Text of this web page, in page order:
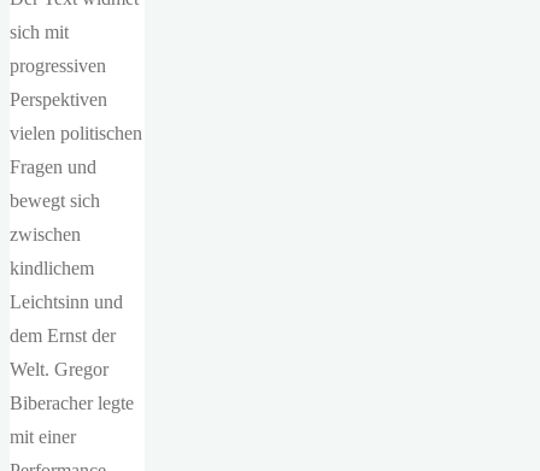
sich mit
progressiven
Perspektiven
vielen politischen
Fragen und
bewegt sich
zwischen
kindlichem
Leichtsinn und
dem Ernst der
Welt. Gregor
Biberacher legte
mit einer